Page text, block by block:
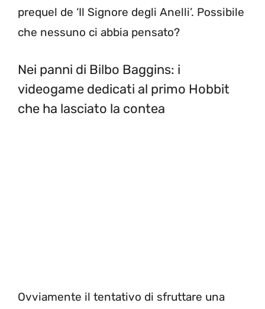
prequel de ‘Il Signore degli Anelli’. Possibile
che nessuno ci abbia pensato?
Nei panni di Bilbo Baggins: i
videogame dedicati al primo Hobbit
che ha lasciato la contea
Ovviamente il tentativo di sfruttare una